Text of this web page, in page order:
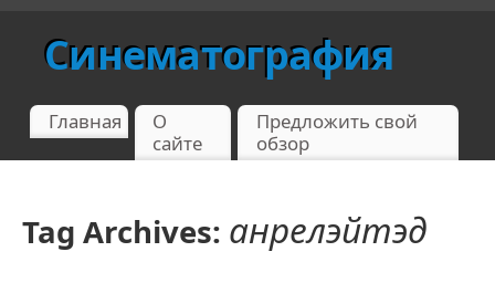
Синематография
Главная
О
сайте
Предложить свой
обзор
Tag Archives: анрелэйтэд